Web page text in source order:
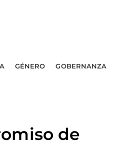
GÉNERO GOBERNANZA
de